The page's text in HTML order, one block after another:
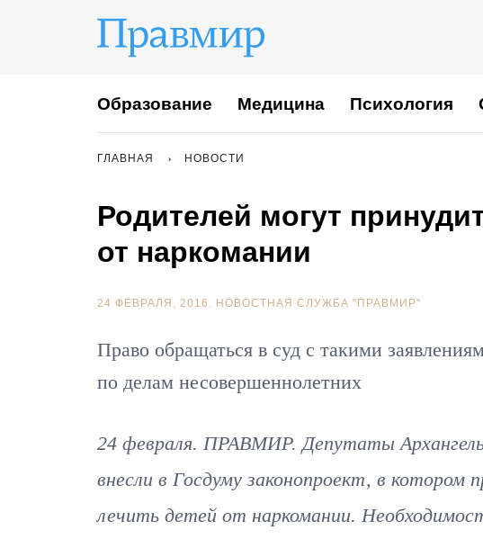
Образование Медицина Психология
ГЛАВНАЯ НОВОСТИ
Родителей могут
от наркомании
24 ФЕВРАЛЯ, 2016. НОВОСТНАЯ СЛУЖБА "ПРАВМИР"
Право обращаться в суд с такими
по делам несовершеннолетних
24 февраля. ПРАВМИР. Депутаты
внесли в Госдуму законопроект, в котором
лечить детей от наркомании.